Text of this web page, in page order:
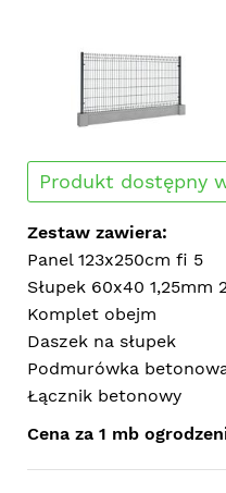
Produkt dostępny
Zestaw zawiera:
Panel 123x250cm fi 5
Słupek 60x40 1,25mm
Komplet obejm
Daszek na słupek
Podmurówka
Łącznik betonowy
Cena za 1 mb